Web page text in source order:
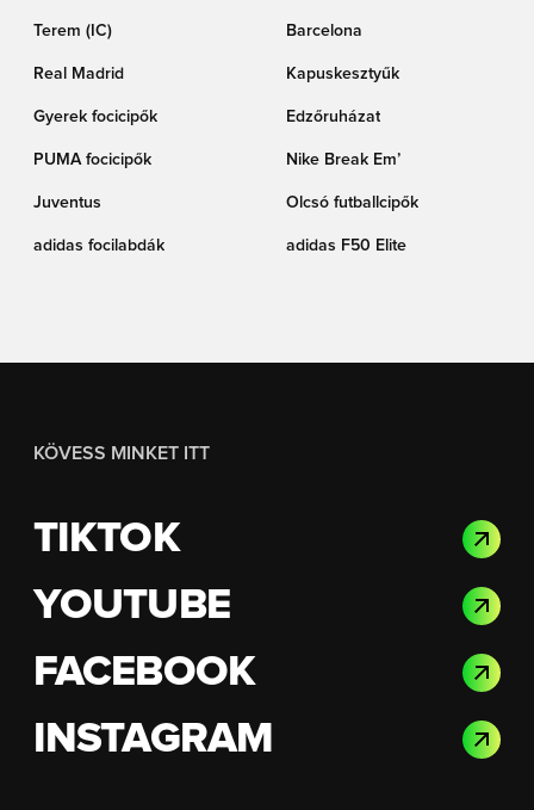
Terem (IC) Barcelona
Real Madrid Kapuskesztyűk
Gyerek focicipők Edzőruházat
PUMA focicipők Nike Break Em’
Juventus Olcsó futballcipők
adidas focilabdák adidas F50 Elite
KÖVESS MINKET ITT
TIKTOK
YOUTUBE
FACEBOOK
INSTAGRAM